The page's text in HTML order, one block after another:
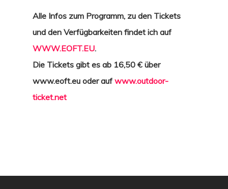
Alle Infos zum Programm, zu den Tickets
und den Verfügbarkeiten findet ich auf
WWW.EOFT.EU.
Die Tickets gibt es ab 16,50 € über
www.eoft.eu oder aufwww.outdoor-
ticket.net